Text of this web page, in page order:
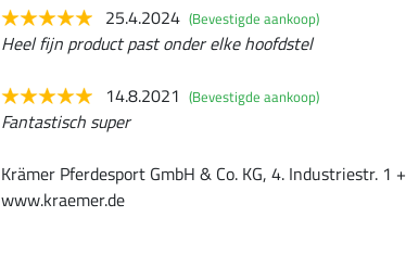
25.4.2024 (Bevestigde aankoop)
Heel fijn product past onder elke hoofdstel
14.8.2021 (Bevestigde aankoop)
Fantastisch super
Krämer Pferdesport GmbH & Co. KG, 4. Industriestr.
www.kraemer.de